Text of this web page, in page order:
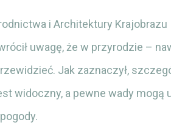
i Architektury Krajobrazu
uwagę, że w przyrodzie –
Jak zaznaczył,
widoczny, a pewne wady mogą